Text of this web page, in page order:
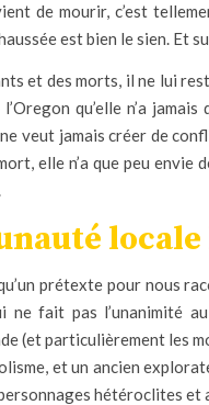
de mourir, c’est
est bien le sien. Et
et des morts, il ne lui
qu’elle n’a
veut jamais créer de
elle n’a que peu
prétexte pour nous
ne fait pas l’unanimité
(et particulièrement les
et un ancien
hétéroclites